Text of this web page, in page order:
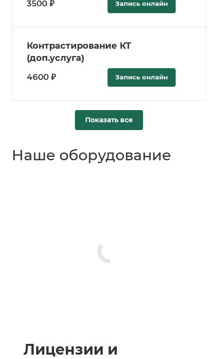
3500 ₽ Запись онлайн
Контрастирование КТ
(доп.услуга)
4600 ₽ Запись онлайн
Показать все
Наше оборудование
Лицензии и